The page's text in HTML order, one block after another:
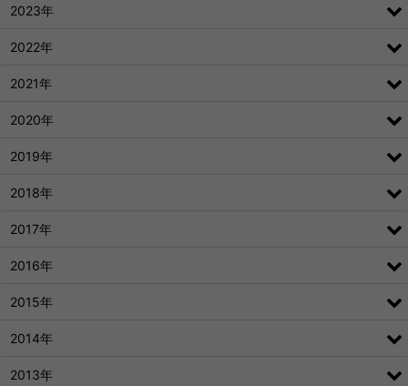
2023年
2022年
2021年
2020年
2019年
2018年
2017年
2016年
2015年
2014年
2013年